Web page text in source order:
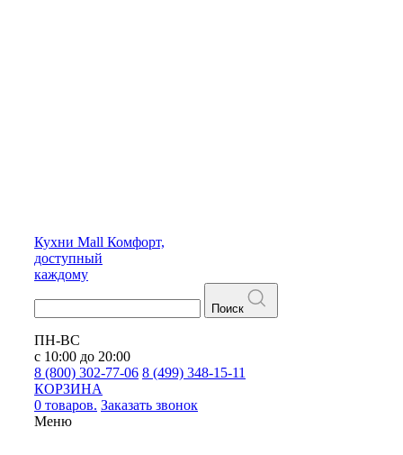
Кухни Mall Комфорт,
доступный
каждому
Поиск
ПН-ВС
с 10:00 до 20:00
8 (800) 302-77-06 8 (499) 348-15-11
КОРЗИНА
0 товаров. Заказать звонок
Меню